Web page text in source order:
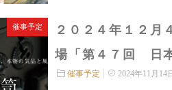
催事予定
２０２４年１２
場「第４７回 日
催事予定 2024年11月14